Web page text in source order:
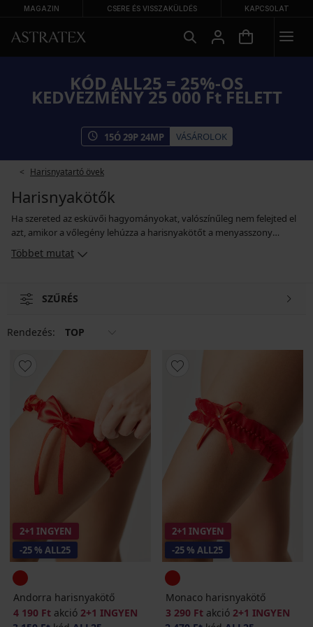
MAGAZIN CSERE ÉS VISSZAKÜLDÉS KAPCSOLAT
KÓD ALL25 = 25%-OS
KEDVEZMÉNY 25 000 Ft FELETT
15Ó29P24MP VÁSÁROLOK
Harisnyatartó övek
Harisnyakötők
Ha szereted az esküvői hagyományokat, valószínűleg nem felejted el
azt, amikor a vőlegény lehúzza a harisnyakötőt a menyasszony
lábáról. A harisnyakötő szokásosan a bal láb combjára kerül, és a
boldog és hosszú ideig tartó házasságot hivatott biztosítani az ifjú pár
drukkolj, hogy pontosan azt hozza a kapcsolatotokba, amit ígér.
Többet mutat
SZŰRÉS
Rendezés: TOP
2+1 INGYEN
-25 % ALL25
Andorra harisnyakötő
4 190 Ft akció 2+1 INGYEN
2+1 INGYEN
-25 % ALL25
Monaco harisnyakötő
3 290 Ft akció 2+1 INGYEN